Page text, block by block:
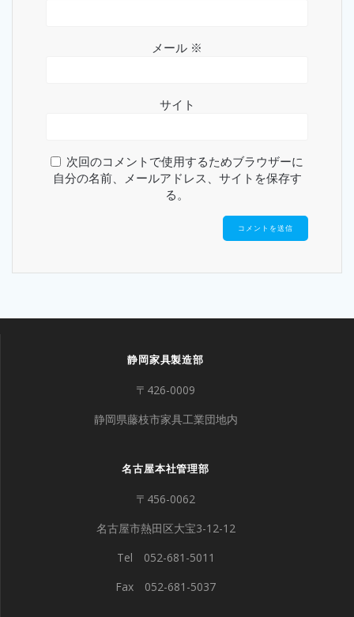
メール ※
サイト
次回のコメントで使用するためブラウザーに
自分の名前、メールアドレス、サイトを保存す
る。
静岡家具製造部
〒426-0009
静岡県藤枝市家具工業団地内
名古屋本社管理部
〒456-0062
名古屋市熱田区大宝3-12-12
Tel 052-681-5011
Fax 052-681-5037